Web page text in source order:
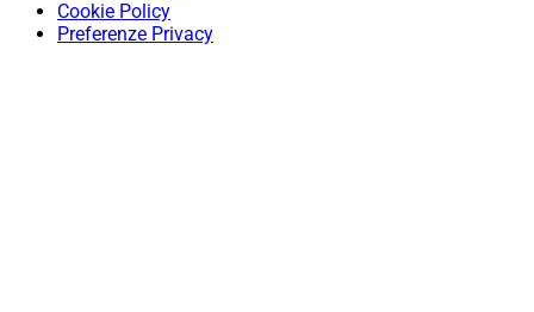
Cookie Policy
Preferenze Privacy